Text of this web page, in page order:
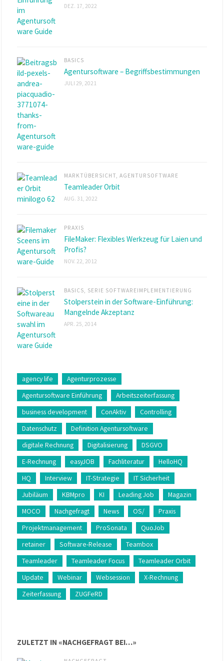
DEZ. 17, 2022
BASICS
Agentursoftware – Begriffsbestimmungen
JULI 29, 2021
MARKTÜBERSICHT, AGENTURSOFTWARE
Teamleader Orbit
AUG. 31, 2022
PRAXIS
FileMaker: Flexibles Werkzeug für Laien und
Profis?
NOV. 22, 2012
BASICS, SERIE SOFTWAREIMPLEMENTIERUNG
Stolperstein in der Software-Einführung:
Mangelnde Akzeptanz
APR. 25, 2014
agency life
Agenturprozesse
Agentursoftware Einführung
Arbeitszeiterfassung
business development
ConAktiv
Controlling
Datenschutz
Definition Agentursoftware
digitale Rechnung
Digitalisierung
DSGVO
E-Rechnung
easyJOB Fachliteratur
HelloHQ
HQ
Interview IT-Strategie
IT Sicherheit
Jubiläum
KBMpro KI Leading Job
Magazin
MOCO
Nachgefragt News OS/
Praxis
Projektmanagement
ProSonata
QuoJob
retainer
Software-Release
Teambox
Teamleader
Teamleader Focus
Teamleader Orbit
Update
Webinar Websession
X-Rechnung
Zeiterfassung
ZUGFeRD
ZULETZT IN «NACHGEFRAGT BEI…»